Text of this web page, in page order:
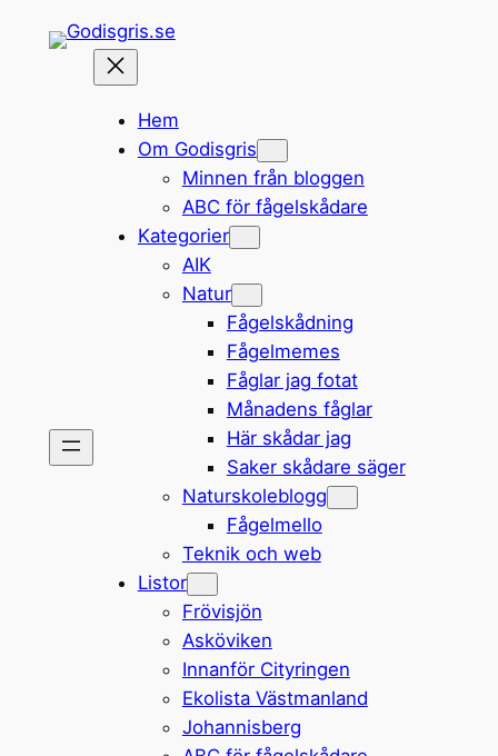
Hem
Om Godisgris
Minnen från bloggen
ABC för fågelskådare
Kategorier
AIK
Natur
Fågelskådning
Fågelmemes
Fåglar jag fotat
Månadens fåglar
Här skådar jag
Saker skådare säger
Naturskoleblogg
Fågelmello
Teknik och web
Listor
Frövisjön
Asköviken
Innanför Cityringen
Ekolista Västmanland
Johannisberg